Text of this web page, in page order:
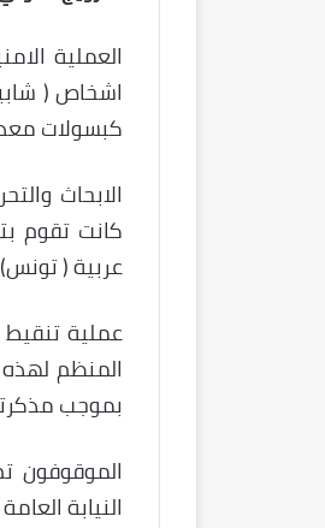
كبسولات
الابحاث
كانت تقوم
عربية (
عملية تنقيط
المنظم
بموجب
الموقوفون
النيابة